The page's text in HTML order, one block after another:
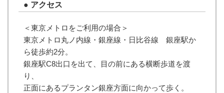
● アクセス
＜東京メトロをご利用の場合＞
東京メトロ丸ノ内線・銀座線・日比谷線 銀座駅か
ら徒歩約2分。
銀座駅C8出口を出て、目の前にある横断歩道を渡
り、
正面にあるプランタン銀座方面に向かって歩く。